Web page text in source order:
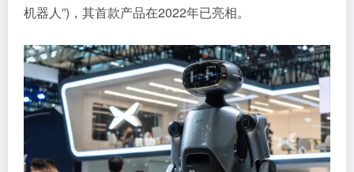
机器人”)，其首款产品在2022年已亮相。